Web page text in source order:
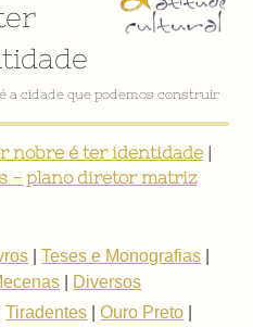
a cidade que podemos construir
nobre é ter identidade|
- plano diretor matriz
|Teses e Monografias
Diversos
|Tiradentes |Ouro Preto